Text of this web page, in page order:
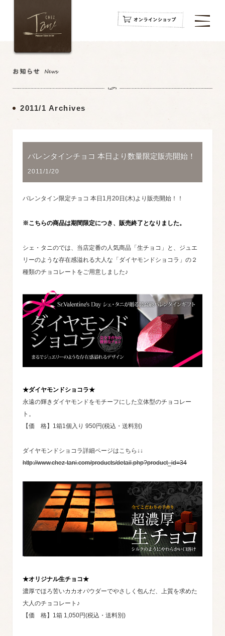
navigation
navigation
navigation
2011/1 Archives
バレンタインチョコ 本日より数量限定販売開始！
2011/1/20
バレンタイン限定チョコ 本日1月20日(木)より販売開始！！
※こちらの商品は期間限定につき、販売終了となりました。
シェ・タニのでは、当店定番の人気商品「生チョコ」と、ジュエ
リーのような存在感溢れる大人な「ダイヤモンドショコラ」の２
種類のチョコレートをご用意しました♪
★ダイヤモンドショコラ★
永遠の輝きダイヤモンドをモチーフにした立体型のチョコレー
ト。
【価 格】1箱1個入り 950円(税込・送料別)
ダイヤモンドショコラ詳細ページはこちら↓↓
http://www.chez-tani.com/products/detail.php?product_id=34
★オリジナル生チョコ★
濃厚でほろ苦いカカオパウダーでやさしく包んだ、上質を求めた
大人のチョコレート♪
【価 格】1箱 1,050円(税込・送料別)